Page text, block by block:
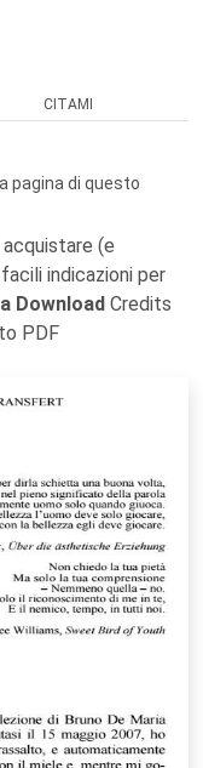
CITAMI
pagina di questo
(e
indicazioni per
Download Credits
PDF